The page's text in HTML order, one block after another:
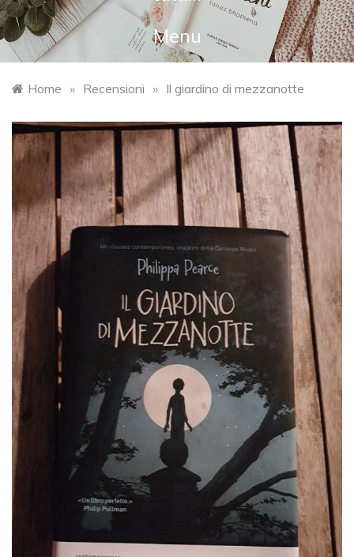
Menu
Home » Recensioni » Il giardino di mezzanotte